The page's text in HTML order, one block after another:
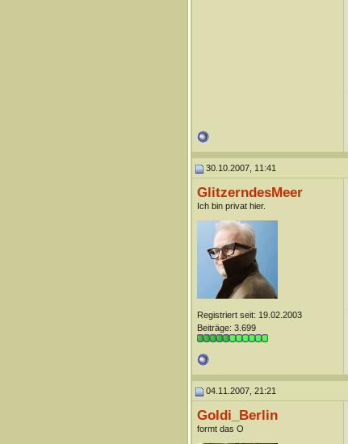
30.10.2007, 11:41
GlitzerndesMeer
Ich bin privat hier.
Registriert seit: 19.02.2003
Beiträge: 3.699
04.11.2007, 21:21
Goldi_Berlin
formt das O